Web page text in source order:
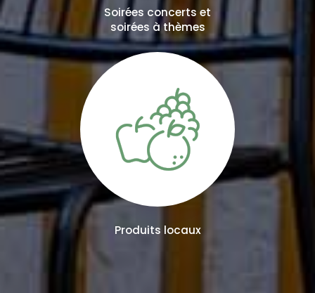
Soirées concerts et
soirées à thèmes
Produits locaux